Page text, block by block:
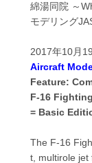
綿湯同院 ～
モデリング
2017年10月
Aircraft
Feature:
F-16
= Basic
The F-16
t, multirole